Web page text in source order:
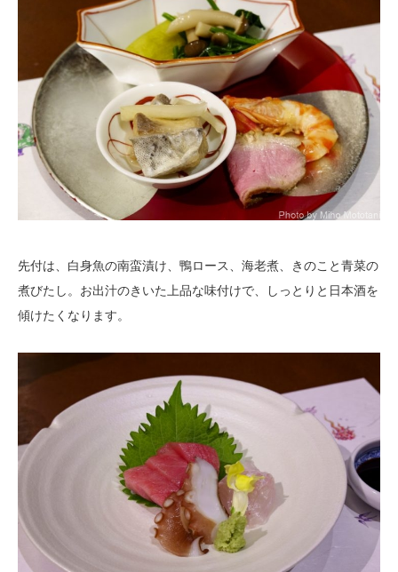
先付は、白身魚の南蛮漬け、鴨ロース、海老煮、きのこと青菜の
煮びたし。お出汁のきいた上品な味付けで、しっとりと日本酒を
傾けたくなります。